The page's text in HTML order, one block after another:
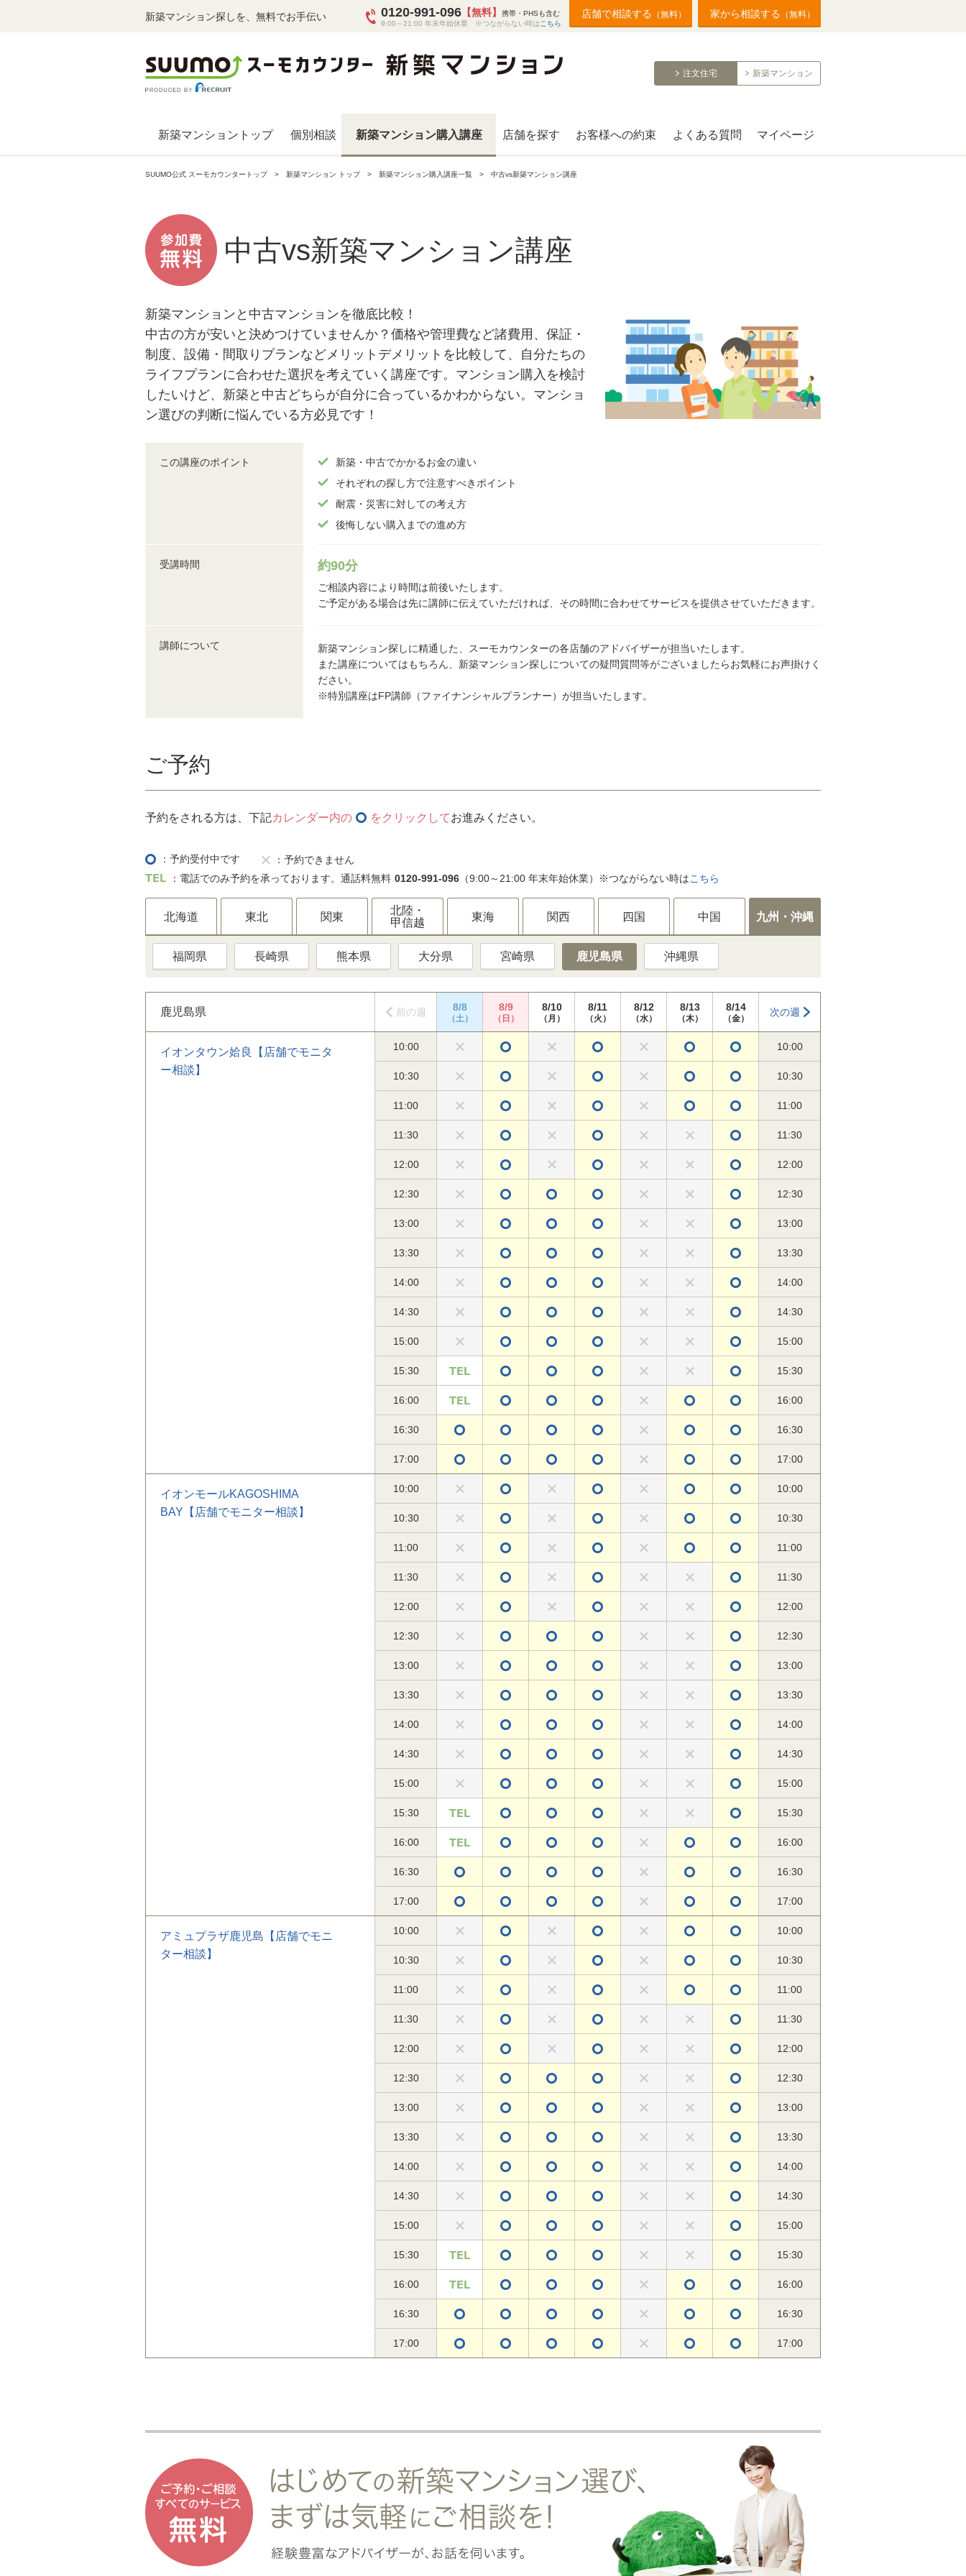
新築マンション探しを、無料でお手伝い 0120-991-096 【無料】
携帯・PHSも含む
9:00～21:00 年末年始休業 ※つながらない時は こちら
店舗で相談する （無料） 家から相談する （無料）
注文住宅 新築マンション
新築マンショントップ 個別相談 新築マンション購入講座 店舗を探す お客様への約束 よくある質問 マイページ
SUUMO公式 スーモカウンタートップ 新築マンション トップ 新築マンション購入講座一覧 中古vs新築マンション講座
中古vs新築マンション講座
新築マンションと中古マンションを徹底比較！
中古の方が安いと決めつけていませんか？価格や管理費など諸費用、保証・
制度、設備・間取りプランなどメリットデメリットを比較して、自分たちの
ライフプランに合わせた選択を考えていく講座です。マンション購入を検討
したいけど、新築と中古どちらが自分に合っているかわからない。マンショ
ン選びの判断に悩んでいる方必見です！
この講座のポイント
新築・中古でかかるお金の違い
それぞれの探し方で注意すべきポイント
耐震・災害に対しての考え方
後悔しない購入までの進め方
受講時間 約90分
ご相談内容により時間は前後いたします。
ご予定がある場合は先に講師に伝えていただければ、その時間に合わせてサービスを提供させていただきます。
講師について
新築マンション探しに精通した、スーモカウンターの各店舗のアドバイザーが担当いたします。
また講座についてはもちろん、新築マンション探しについての疑問質問等がございましたらお気軽にお声掛けく
ださい。
※特別講座はFP講師（ファイナンシャルプランナー）が担当いたします。
ご予約
予約をされる方は、下記カレンダー内の をクリックしてお進みください。
：予約受付中です
：予約できません
：電話でのみ予約を承っております。通話料無料 0120-991-096 （9:00～21:00 年末年始休業）※つながらない時はこちら
北海道 東北 関東
北陸・
甲信越
東海 関西 四国 中国 九州・沖縄
福岡県 長崎県 熊本県 大分県 宮崎県 鹿児島県 沖縄県
鹿児島県 前の週 8/8
（土）
8/9
（日）
8/10
（月）
8/11
（火）
8/12
（水）
8/13
（木）
8/14
（金）
次の週
イオンタウン姶良【店舗でモニタ
ー相談】
10:00 10:00
10:30 10:30
11:00 11:00
11:30 11:30
12:00 12:00
12:30 12:30
13:00 13:00
13:30 13:30
14:00 14:00
14:30 14:30
15:00 15:00
15:30 15:30
16:00 16:00
16:30 16:30
17:00 17:00
イオンモールKAGOSHIMA
BAY【店舗でモニター相談】
10:00 10:00
10:30 10:30
11:00 11:00
11:30 11:30
12:00 12:00
12:30 12:30
13:00 13:00
13:30 13:30
14:00 14:00
14:30 14:30
15:00 15:00
15:30 15:30
16:00 16:00
16:30 16:30
17:00 17:00
アミュプラザ鹿児島【店舗でモニ
ター相談】
10:00 10:00
10:30 10:30
11:00 11:00
11:30 11:30
12:00 12:00
12:30 12:30
13:00 13:00
13:30 13:30
14:00 14:00
14:30 14:30
15:00 15:00
15:30 15:30
16:00 16:00
16:30 16:30
17:00 17:00